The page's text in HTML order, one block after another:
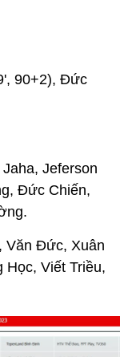
90+2), Đức
Jeferson
Đức Chiến,
Văn Đức, Xuân
Học, Viết Triều,